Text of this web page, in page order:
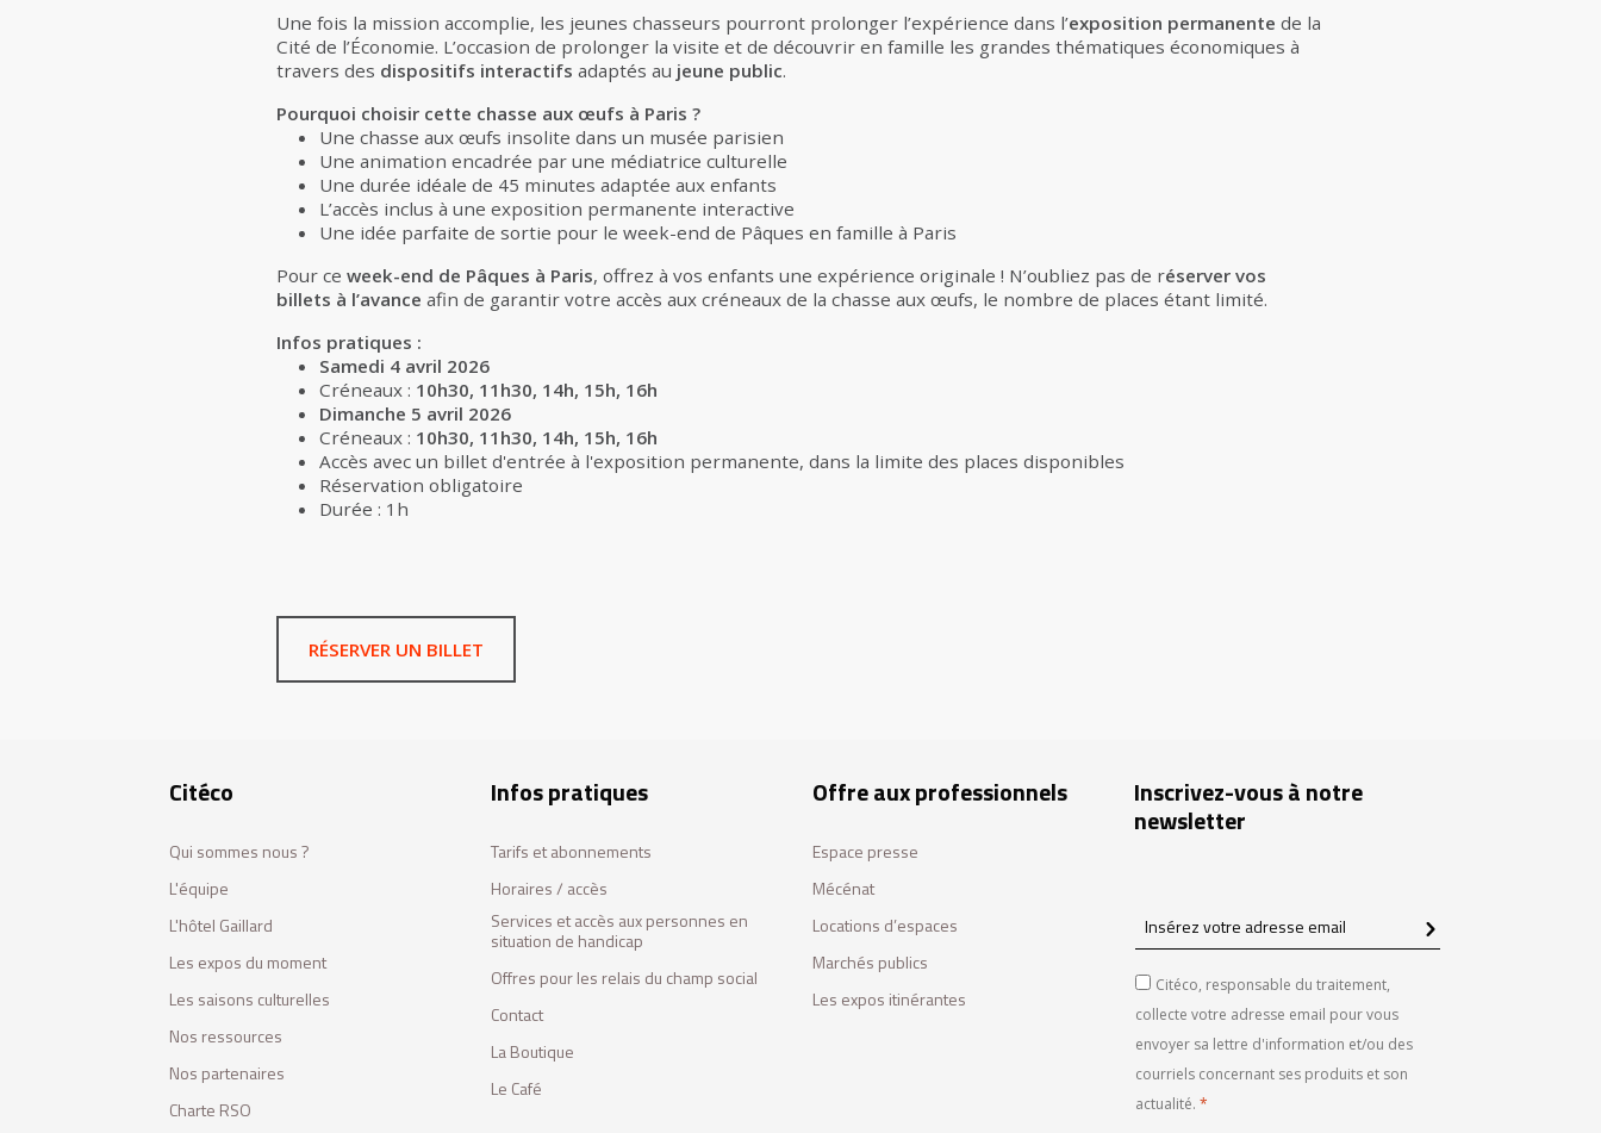
Une fois la mission accomplie, les jeunes chasseurs pourront prolonger l’expérience dans l’exposition permanente de la
Cité de l’Économie. L’occasion de prolonger la visite et de découvrir en famille les grandes thématiques économiques à
travers des dispositifs interactifs adaptés au jeune public.
Pourquoi choisir cette chasse aux œufs à Paris ?
Une chasse aux œufs insolite dans un musée parisien
Une animation encadrée par une médiatrice culturelle
Une durée idéale de 45 minutes adaptée aux enfants
L’accès inclus à une exposition permanente interactive
Une idée parfaite de sortie pour le week-end de Pâques en famille à Paris
Pour ce week-end de Pâques à Paris, offrez à vos enfants une expérience originale ! N’oubliez pas de réserver vos
billets à l’avance afin de garantir votre accès aux créneaux de la chasse aux œufs, le nombre de places étant limité.
Infos pratiques :
Samedi 4 avril 2026
Créneaux : 10h30, 11h30, 14h, 15h, 16h
Dimanche 5 avril 2026
Créneaux : 10h30, 11h30, 14h, 15h, 16h
Accès avec un billet d'entrée à l'exposition permanente, dans la limite des places disponibles
Réservation obligatoire
Durée : 1h
RÉSERVER UN BILLET
Citéco
Qui sommes nous ?
L'équipe
L'hôtel Gaillard
Les expos du moment
Les saisons culturelles
Nos ressources
Nos partenaires
Charte RSO
Infos pratiques
Tarifs et abonnements
Horaires / accès
Services et accès aux personnes en
situation de handicap
Offres pour les relais du champ social
Contact
La Boutique
Le Café
Offre aux professionnels
Espace presse
Mécénat
Locations d’espaces
Marchés publics
Les expos itinérantes
Inscrivez-vous à notre
newsletter
Insérez
votre
adresse
email
Citéco, responsable du traitement,
collecte votre adresse email pour vous
envoyer sa lettre d'information et/ou des
courriels concernant ses produits et son
actualité. *